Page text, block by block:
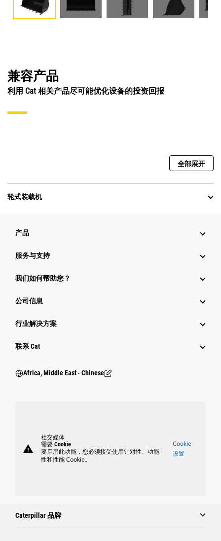
兼容产品
利用 Cat 相关产品尽可能优化设备的投资回报
全部展开
轮式装载机
产品
服务与支持
我们如何帮助您？
公司信息
行业解决方案
行业
联系 Cat
Africa, Middle East ‧ Chinese
warning
社交媒体
需要 Cookie
要启用此功能，您必须接受使用针对性、功能
性和性能 Cookie。
Cookie
设置
Caterpillar 品牌